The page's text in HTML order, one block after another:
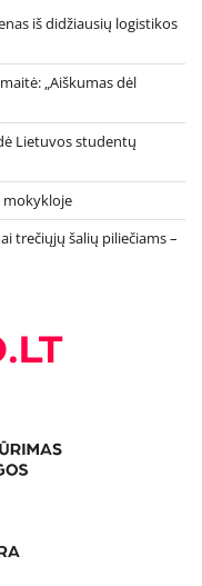
iš didžiausių logistikos
„Aiškumas dėl
Lietuvos studentų
mokykloje
trečiųjų šalių piliečiams –